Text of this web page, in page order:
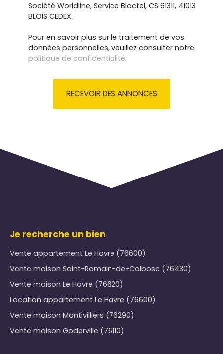
Société Worldline, Service Bloctel, CS 61311, 41013
BLOIS CEDEX.
Pour en savoir plus sur le traitement de vos
données personnelles, veuillez consulter notre
politique de confidentialité.
RECEVOIR DES ANNONCES
Je recherche un bien
Vente appartement Le Havre (76600)
Vente maison Saint-Romain-de-Colbosc (76430)
Vente maison Le Havre (76620)
Location appartement Le Havre (76600)
Vente maison Montivilliers (76290)
Vente maison Goderville (76110)